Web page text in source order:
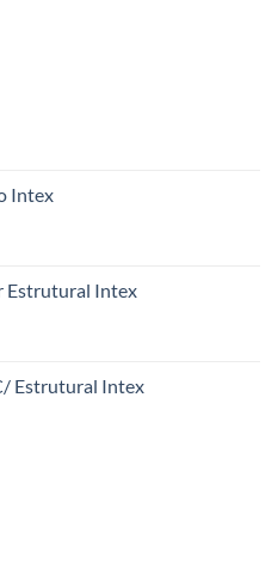
Intex
Estrutural Intex
Estrutural Intex